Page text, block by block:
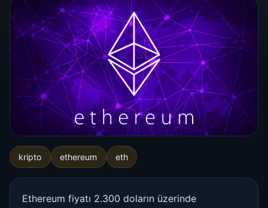
kripto ethereum eth
Ethereum fiyatı 2.300 doların üzerinde